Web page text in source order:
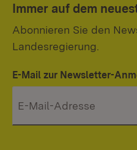
Immer auf dem
Abonnieren Sie den
Landesregierung.
E-Mail zur Newsletter-